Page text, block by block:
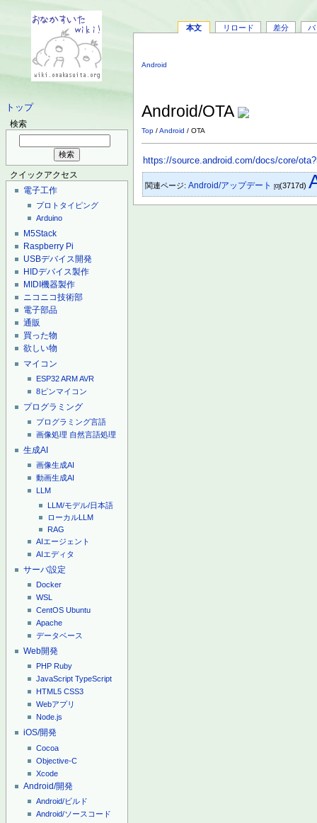
トップ
検索
クイックアクセス
電子工作
プロトタイピング
Arduino
M5Stack
Raspberry Pi
USBデバイス開発
HIDデバイス製作
MIDI機器製作
ニコニコ技術部
電子部品
通販
買った物
欲しい物
マイコン
ESP32ARMAVR
8ピンマイコン
プログラミング
プログラミング言語
画像処理 自然言語処理
生成AI
画像生成AI
動画生成AI
LLM
LLM/モデル/日本語
ローカルLLM
RAG
AIエージェント
AIエディタ
サーバ設定
Docker
WSL
CentOS Ubuntu
Apache
データベース
Web開発
PHP Ruby
JavaScript TypeScript
HTML5 CSS3
Webアプリ
Node.js
iOS/開発
Cocoa
Objective-C
Xcode
Android/開発
Android/ビルド
Android/ソースコード
本文 リロード 差分 バ
Android
Android/OTA
Top /Android / OTA
https://source.android.com/docs/core/
関連ページ:Android/アップデート [0](3717d)